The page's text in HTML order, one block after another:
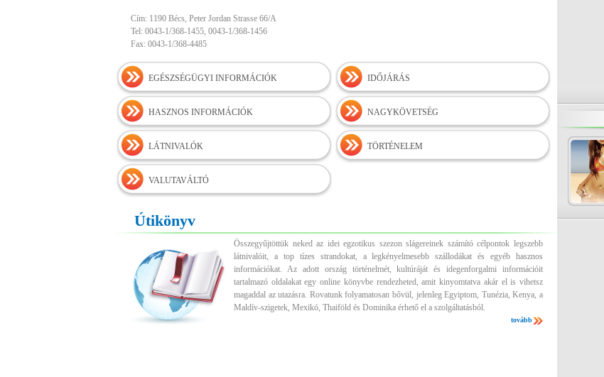
Cím: 1190 Bécs, Peter Jordan Strasse 66/A
Tel: 0043-1/368-1455, 0043-1/368-1456
Fax: 0043-1/368-4485
EGÉSZSÉGÜGYI INFORMÁCIÓK IDŐJÁRÁS
HASZNOS INFORMÁCIÓK NAGYKÖVETSÉG
LÁTNIVALÓK TÖRTÉNELEM
VALUTAVÁLTÓ
Útikönyv
Összegyűjtöttük neked az idei egzotikus szezon slágereinek számító célpontok legszebb
látnivalóit, a top tízes strandokat, a legkényelmesebb szállodákat és egyéb hasznos
információkat. Az adott ország történelmét, kultúráját és idegenforgalmi információit
tartalmazó oldalakat egy online könyvbe rendezheted, amit kinyomtatva akár el is vihetsz
magaddal az utazásra. Rovatunk folyamatosan bővül, jelenleg Egyiptom, Tunézia, Kenya, a
Maldív-szigetek, Mexikó, Thaiföld és Dominika érhető el a szolgáltatásból.
tovább